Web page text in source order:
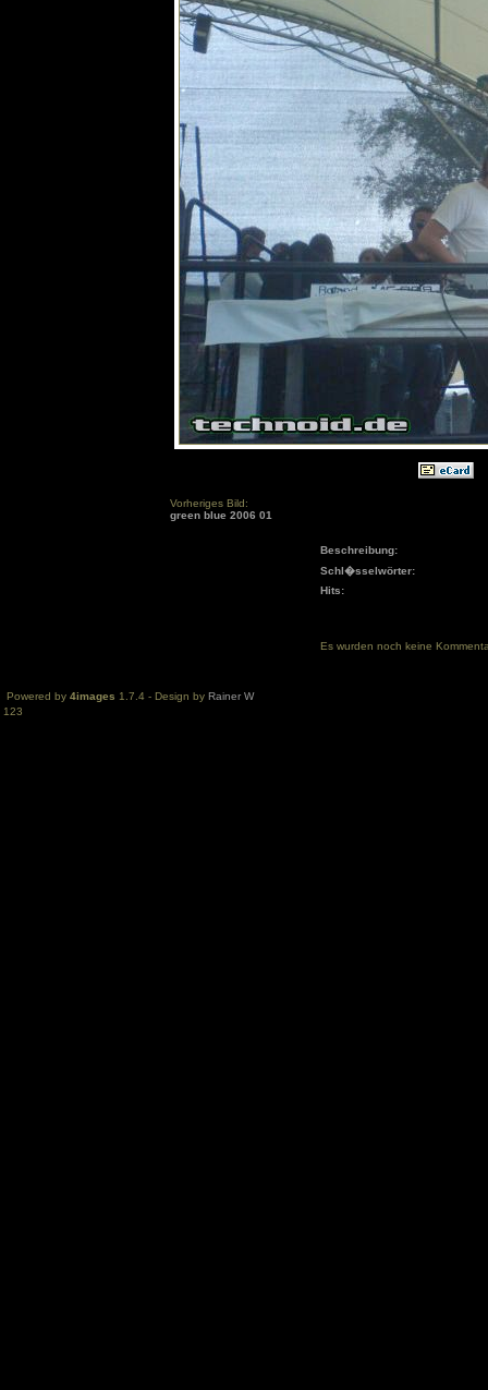
Vorheriges Bild:
green blue 2006 01
Beschreibung:
Schl�sselwörter:
Hits:
Es wurden noch keine
Powered by 4images 1.7.4 - Design by Rainer W
123